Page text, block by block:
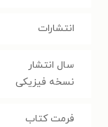
انتشارات
سال انتشار
نسخه فیزیکی
فرمت کتاب